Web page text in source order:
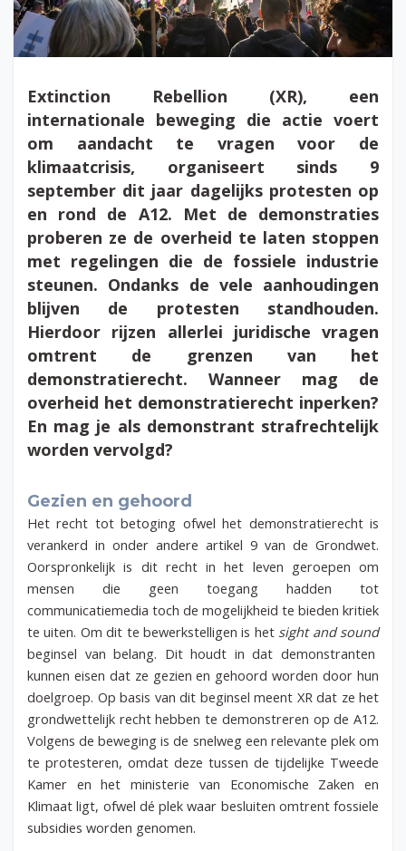
Extinction Rebellion (XR), een
internationale beweging die actie voert
om aandacht te vragen voor de
klimaatcrisis, organiseert sinds 9
september dit jaar dagelijks protesten op
en rond de A12. Met de demonstraties
proberen ze de overheid te laten stoppen
met regelingen die de fossiele industrie
steunen. Ondanks de vele aanhoudingen
blijven de protesten standhouden.
Hierdoor rijzen allerlei juridische vragen
omtrent de grenzen van het
demonstratierecht. Wanneer mag de
overheid het demonstratierecht inperken?
En mag je als demonstrant strafrechtelijk
worden vervolgd?
Gezien en gehoord
Het recht tot betoging ofwel het demonstratierecht is
verankerd in onder andere artikel 9 van de Grondwet.
Oorspronkelijk is dit recht in het leven geroepen om
mensen die geen toegang hadden tot
communicatiemedia toch de mogelijkheid te bieden kritiek
te uiten. Om dit te bewerkstelligen is het sight and sound
beginsel van belang. Dit houdt in dat demonstranten
kunnen eisen dat ze gezien en gehoord worden door hun
doelgroep. Op basis van dit beginsel meent XR dat ze het
grondwettelijk recht hebben te demonstreren op de A12.
Volgens de beweging is de snelweg een relevante plek om
te protesteren, omdat deze tussen de tijdelijke Tweede
Kamer en het ministerie van Economische Zaken en
Klimaat ligt, ofwel dé plek waar besluiten omtrent fossiele
subsidies worden genomen.